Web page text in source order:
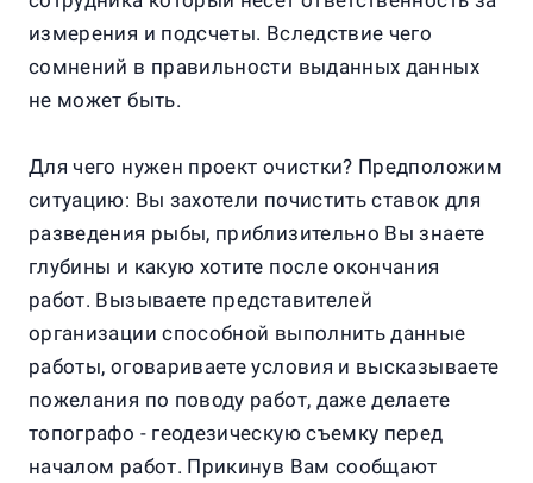
измерения и подсчеты. Вследствие чего
сомнений в правильности выданных данных
не может быть.
Для чего нужен проект очистки? Предположим
ситуацию: Вы захотели почистить ставок для
разведения рыбы, приблизительно Вы знаете
глубины и какую хотите после окончания
работ. Вызываете представителей
организации способной выполнить данные
работы, оговариваете условия и высказываете
пожелания по поводу работ, даже делаете
топографо - геодезическую съемку перед
началом работ. Прикинув Вам сообщают